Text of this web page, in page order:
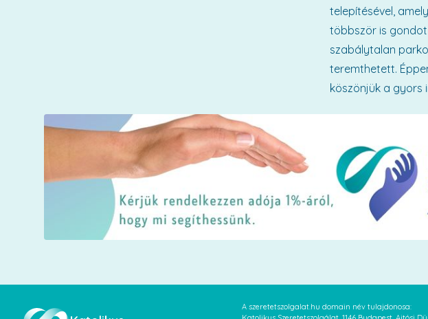
telepítésével,
többször is
szabálytalan
teremthetett.
köszönjük a gyors
A szeretetszolgalat.hu domain név tulajdonosa: